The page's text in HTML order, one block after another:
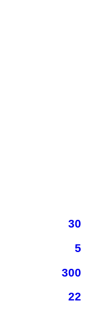
30
5
300
22